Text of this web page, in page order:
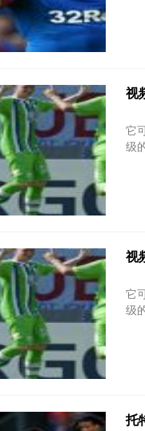
视
它
级
视
它
级
托